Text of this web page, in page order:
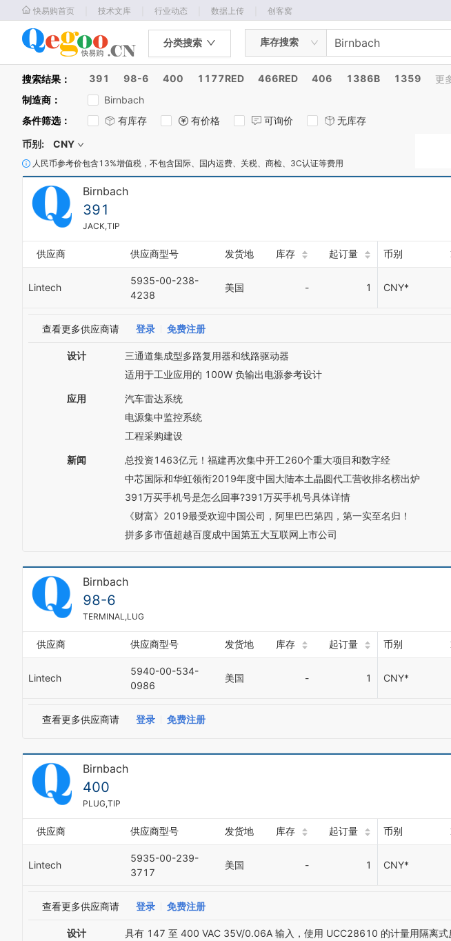
快易购首页 技术文库 行业动态 数据上传 创客窝
分类搜索 库存搜索
搜索结果： 391 98-6 400 1177RED 466RED 406 1386B 1359 更
制造商 ：
Birnbach
条件筛选： 有库存 有价格 可询价
无库存
币别:
CNY
人民币参考价包含13%增值税，不包含国际、国内运费、关税、商检、3C认证等费用
Birnbach
391
JACK,TIP
供应商 供应商型号 发货地 库存 起订量 币别
Lintech
5935-00-238-
4238
美国 - 1 CNY*
查看更多供应商请 登录 免费注册
设计 三通道集成型多路复用器和线路驱动器
适用于工业应用的 100W 负输出电源参考设计
应用 汽车雷达系统
电源集中监控系统
工程采购建设
新闻 总投资1463亿元！福建再次集中开工260个重大项目和数字经
中芯国际和华虹领衔2019年度中国大陆本土晶圆代工营收排名榜出炉
391万买手机号是怎么回事?391万买手机号具体详情
《财富》2019最受欢迎中国公司，阿里巴巴第四，第一实至名归！
拼多多市值超越百度成中国第五大互联网上市公司
Birnbach
98-6
TERMINAL,LUG
供应商 供应商型号 发货地 库存 起订量 币别
Lintech
5940-00-534-
0986
美国 - 1 CNY*
查看更多供应商请 登录 免费注册
Birnbach
400
PLUG,TIP
供应商 供应商型号 发货地 库存 起订量 币别
Lintech
5935-00-239-
3717
美国 - 1 CNY*
查看更多供应商请 登录 免费注册
设计 具有 147 至 400 VAC 35V/0.06A 输入，使用 UCC28610 的计量用隔离式